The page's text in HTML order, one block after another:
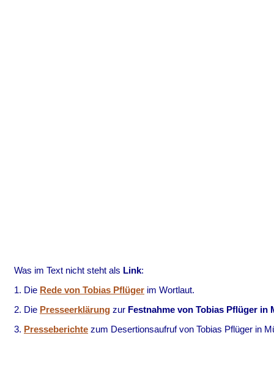
Was im Text nicht steht als Link:
1. Die Rede von Tobias Pflüger im Wortlaut.
2. Die Presseerklärung zur Festnahme von Tobias Pflüger in
3. Presseberichte zum Desertionsaufruf von Tobias Pflüger in